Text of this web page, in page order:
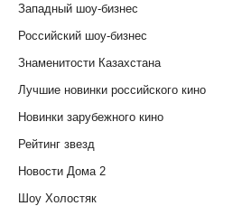
Западный шоу-бизнес
Российский шоу-бизнес
Знаменитости Казахстана
Лучшие новинки российского кино
Новинки зарубежного кино
Рейтинг звезд
Новости Дома 2
Шоу Холостяк